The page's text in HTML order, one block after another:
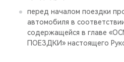
перед началом поездки
автомобиля в
содержащейся в главе
ПОЕЗДКИ» настоящего